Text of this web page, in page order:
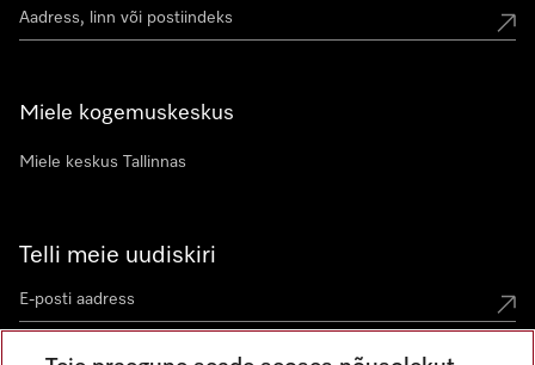
Miele kogemuskeskus
Miele keskus Tallinnas
Telli meie uudiskiri